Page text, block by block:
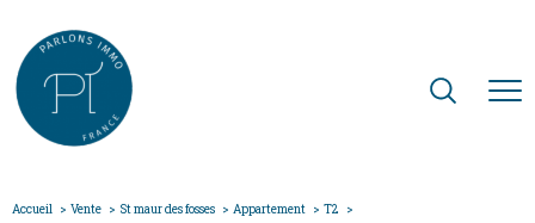
Accueil Vente St maur des fosses Appartement
T2